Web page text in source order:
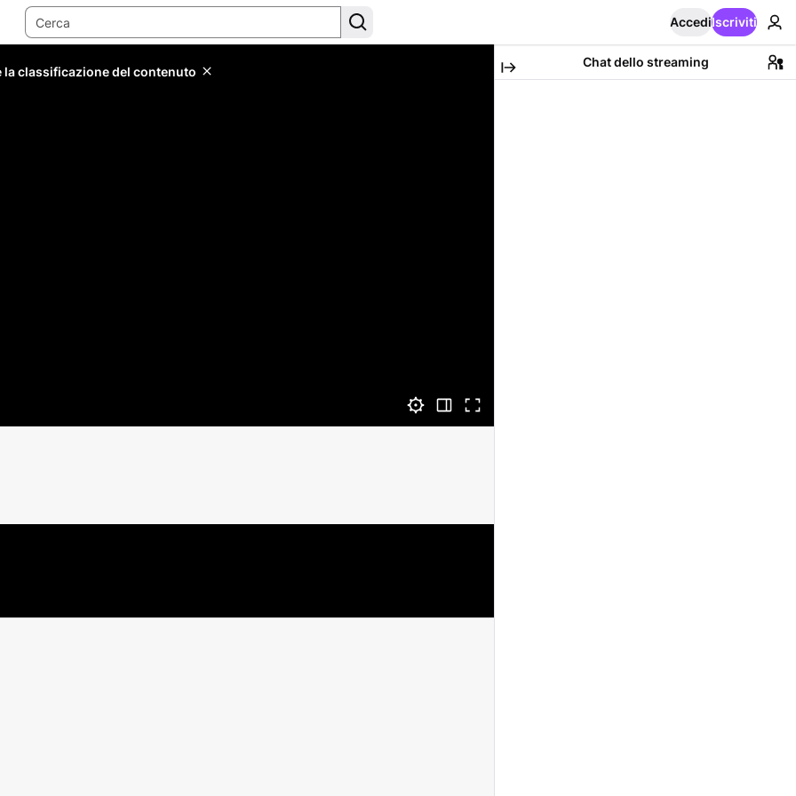
AccediIscriviti
classificazione del contenuto
Chat dello streaming